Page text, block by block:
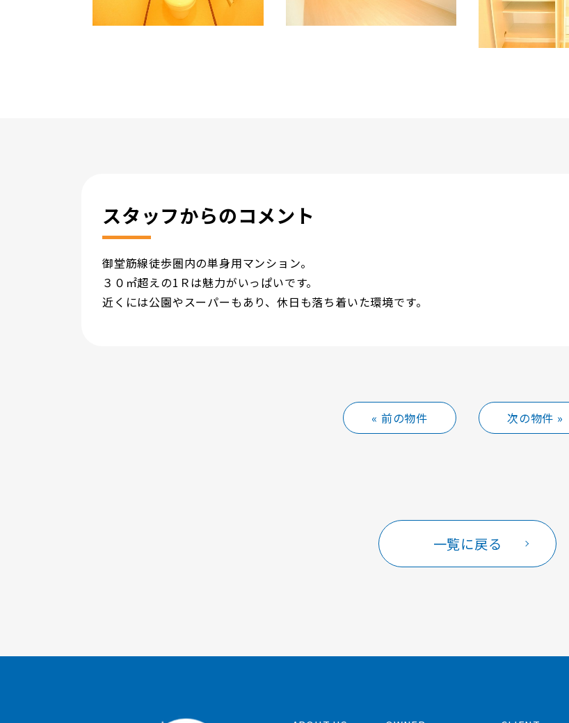
スタッフからのコメント
御堂筋線徒歩圏内の単身用マンション。
３０㎡超えの1Ｒは魅力がいっぱいです。
近くには公園やスーパーもあり、休日も落ち着いた環境です。
« 前の物件 次の物件 »
一覧に戻る